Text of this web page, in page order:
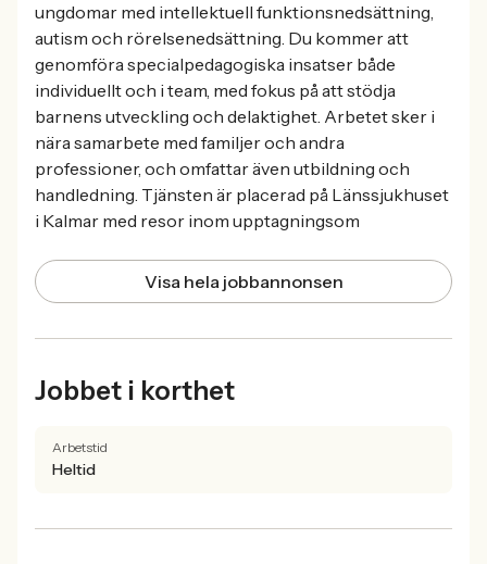
ungdomar med intellektuell funktionsnedsättning,
autism och rörelsenedsättning. Du kommer att
genomföra specialpedagogiska insatser både
individuellt och i team, med fokus på att stödja
barnens utveckling och delaktighet. Arbetet sker i
nära samarbete med familjer och andra
professioner, och omfattar även utbildning och
handledning. Tjänsten är placerad på Länssjukhuset
i Kalmar med resor inom upptagningsom
Visa hela jobbannonsen
Jobbet i korthet
Arbetstid
Heltid